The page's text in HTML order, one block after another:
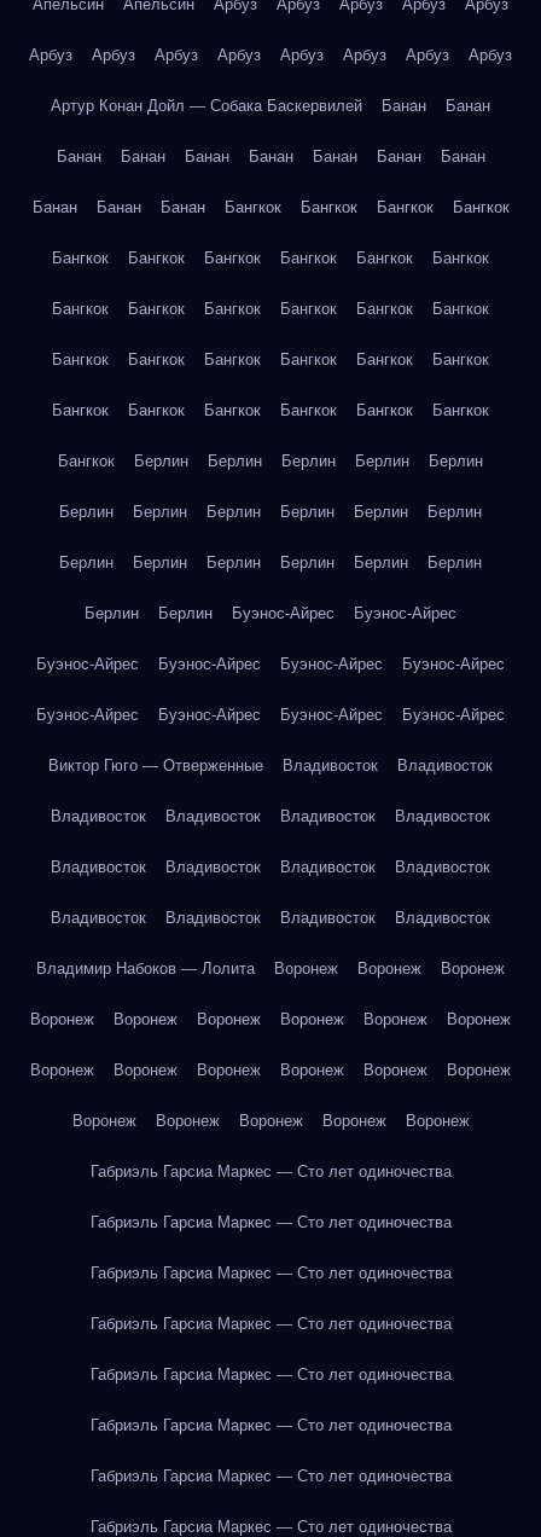
Апельсин Апельсин Арбуз Арбуз Арбуз Арбуз Арбуз
Арбуз Арбуз Арбуз Арбуз Арбуз Арбуз Арбуз Арбуз
Артур Конан Дойл — Собака Баскервилей Банан Банан
Банан Банан Банан Банан Банан Банан Банан
Банан Банан Банан Бангкок Бангкок Бангкок Бангкок
Бангкок Бангкок Бангкок Бангкок Бангкок Бангкок
Бангкок Бангкок Бангкок Бангкок Бангкок Бангкок
Бангкок Бангкок Бангкок Бангкок Бангкок Бангкок
Бангкок Бангкок Бангкок Бангкок Бангкок Бангкок
Бангкок Берлин Берлин Берлин Берлин Берлин
Берлин Берлин Берлин Берлин Берлин Берлин
Берлин Берлин Берлин Берлин Берлин Берлин
Берлин Берлин Буэнос-Айрес Буэнос-Айрес
Буэнос-Айрес Буэнос-Айрес Буэнос-Айрес Буэнос-Айрес
Буэнос-Айрес Буэнос-Айрес Буэнос-Айрес Буэнос-Айрес
Виктор Гюго — Отверженные Владивосток Владивосток
Владивосток Владивосток Владивосток Владивосток
Владивосток Владивосток Владивосток Владивосток
Владивосток Владивосток Владивосток Владивосток
Владимир Набоков — Лолита Воронеж Воронеж Воронеж
Воронеж Воронеж Воронеж Воронеж Воронеж Воронеж
Воронеж Воронеж Воронеж Воронеж Воронеж Воронеж
Воронеж Воронеж Воронеж Воронеж Воронеж
Габриэль Гарсиа Маркес — Сто лет одиночества
Габриэль Гарсиа Маркес — Сто лет одиночества
Габриэль Гарсиа Маркес — Сто лет одиночества
Габриэль Гарсиа Маркес — Сто лет одиночества
Габриэль Гарсиа Маркес — Сто лет одиночества
Габриэль Гарсиа Маркес — Сто лет одиночества
Габриэль Гарсиа Маркес — Сто лет одиночества
Габриэль Гарсиа Маркес — Сто лет одиночества